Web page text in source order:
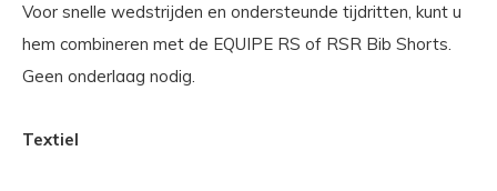
Voor snelle wedstrijden en ondersteunde tijdritten, kunt u
hem combineren met de EQUIPE RS of RSR Bib Shorts.
Geen onderlaag nodig.
Textiel